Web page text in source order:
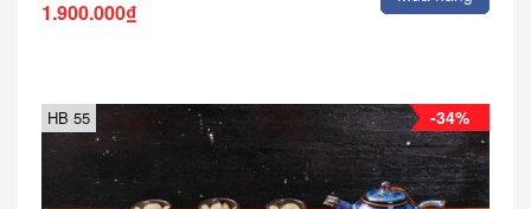
1.900.000₫
-34%
HB 55